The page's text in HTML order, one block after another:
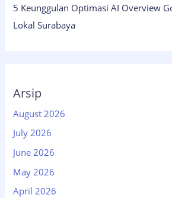
5 Keunggulan Optimasi AI Overview
Lokal Surabaya
Arsip
August 2026
July 2026
June 2026
May 2026
April 2026